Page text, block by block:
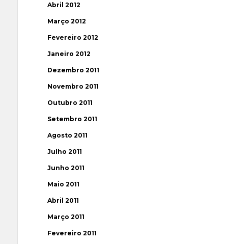
Abril 2012
Março 2012
Fevereiro 2012
Janeiro 2012
Dezembro 2011
Novembro 2011
Outubro 2011
Setembro 2011
Agosto 2011
Julho 2011
Junho 2011
Maio 2011
Abril 2011
Março 2011
Fevereiro 2011